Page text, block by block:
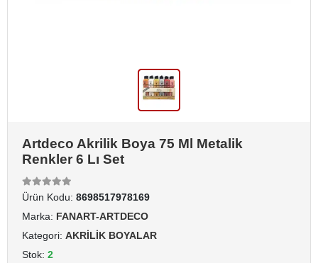
Artdeco Akrilik Boya 75 Ml Metalik
Renkler 6 Lı Set
Ürün Kodu: 8698517978169
Marka: FANART-ARTDECO
Kategori: AKRİLİK BOYALAR
Stok: 2